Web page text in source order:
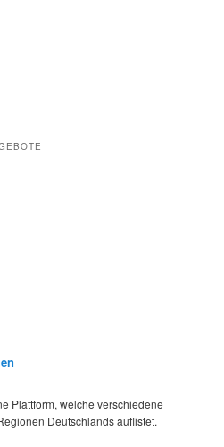
Plattform, welche verschiedene
Deutschlands auflistet.